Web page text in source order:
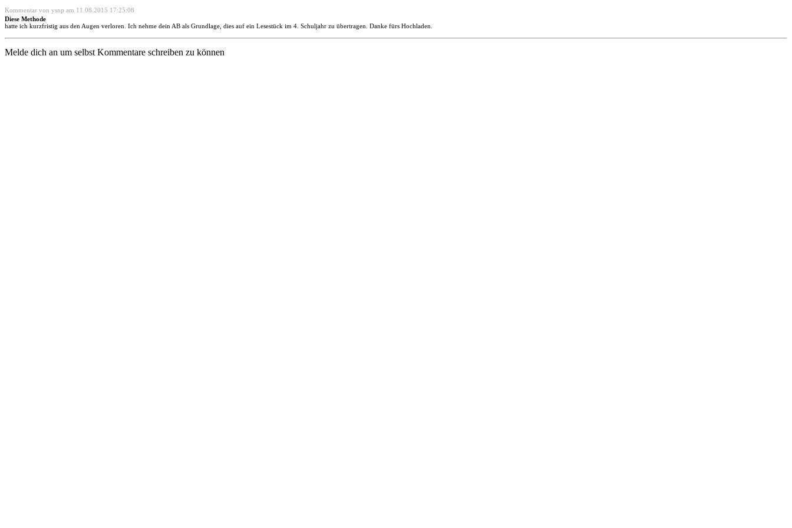
Kommentar von ysnp am 11.08.2015 17:25:08
Diese Methode
hatte ich kurzfristig aus den Augen verloren. Ich nehme dein AB als Grundlage, dies auf ein Lesestück im 4. Schuljahr zu übertragen. Danke fürs Hochladen.
Melde dich an um selbst Kommentare schreiben zu können